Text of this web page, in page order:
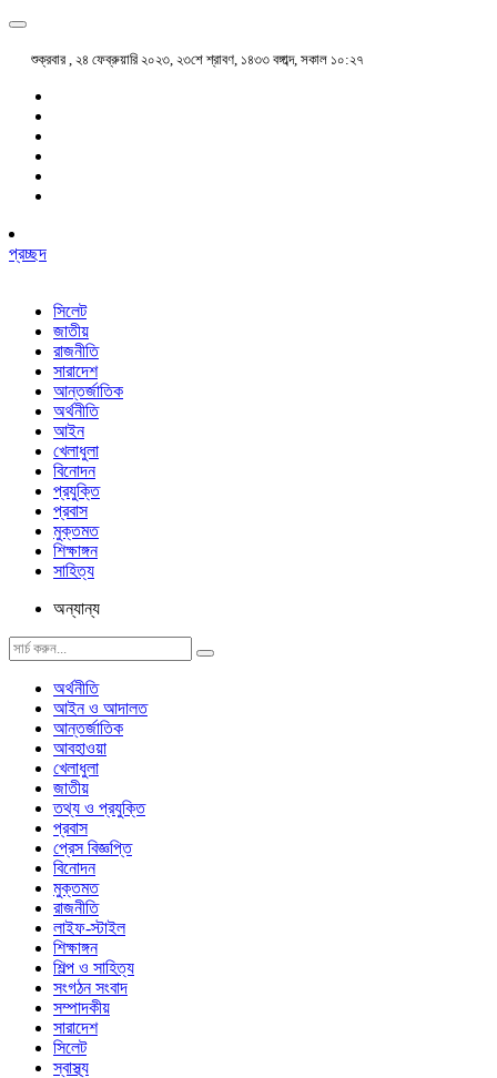
শুক্রবার , ২৪ ফেব্রুয়ারি ২০২৩, ২৩শে শ্রাবণ, ১৪৩৩ বঙ্গাব্দ, সকাল ১০:২৭
প্রচ্ছদ
সিলেট
জাতীয়
রাজনীতি
সারাদেশ
আন্তর্জাতিক
অর্থনীতি
আইন
খেলাধুলা
বিনোদন
প্রযুক্তি
প্রবাস
মুক্তমত
শিক্ষাঙ্গন
সাহিত্য
অন্যান্য
অর্থনীতি
আইন ও আদালত
আন্তর্জাতিক
আবহাওয়া
খেলাধুলা
জাতীয়
তথ্য ও প্রযুক্তি
প্রবাস
প্রেস বিজ্ঞপ্তি
বিনোদন
মুক্তমত
রাজনীতি
লাইফ-স্টাইল
শিক্ষাঙ্গন
শিল্প ও সাহিত্য
সংগঠন সংবাদ
সম্পাদকীয়
সারাদেশ
সিলেট
স্বাস্থ্য